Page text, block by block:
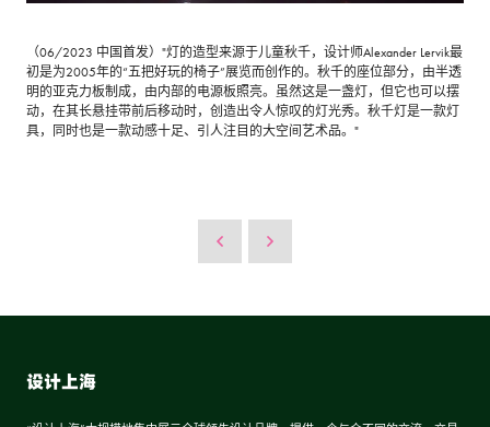
（06/2023 中国首发）"灯的造型来源于儿童秋千，设计师Alexander Lervik最
初是为2005年的“五把好玩的椅子”展览而创作的。秋千的座位部分，由半透
明的亚克力板制成，由内部的电源板照亮。虽然这是一盏灯，但它也可以摆
动，在其长悬挂带前后移动时，创造出令人惊叹的灯光秀。秋千灯是一款灯
具，同时也是一款动感十足、引人注目的大空间艺术品。"
设计上海